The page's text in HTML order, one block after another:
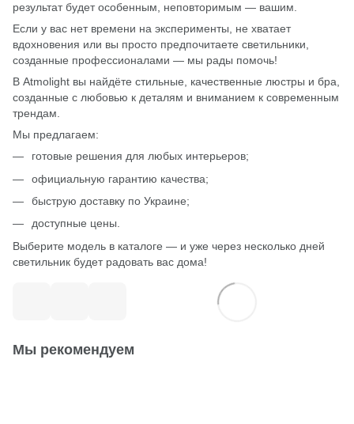
результат будет особенным, неповторимым — вашим.
Если у вас нет времени на эксперименты, не хватает
вдохновения или вы просто предпочитаете светильники,
созданные профессионалами — мы рады помочь!
В Atmolight вы найдёте стильные, качественные люстры и бра,
созданные с любовью к деталям и вниманием к современным
трендам.
Мы предлагаем:
готовые решения для любых интерьеров;
официальную гарантию качества;
быструю доставку по Украине;
доступные цены.
Выберите модель в каталоге — и уже через несколько дней
светильник будет радовать вас дома!
Мы рекомендуем